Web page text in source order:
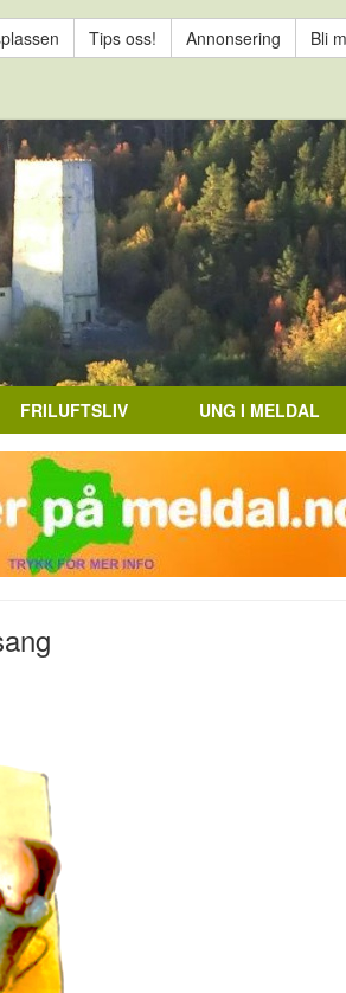
Tips oss! Annonsering Bli
FRILUFTSLIV UNG I MELDAL